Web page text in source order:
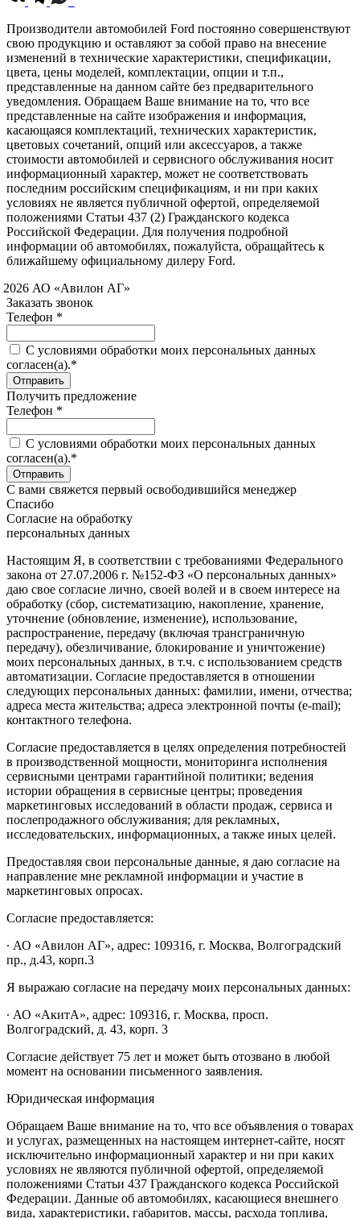
Производители автомобилей Ford постоянно совершенствуют
свою продукцию и оставляют за собой право на внесение
изменений в технические характеристики, спецификации,
цвета, цены моделей, комплектации, опции и т.п.,
представленные на данном сайте без предварительного
уведомления. Обращаем Ваше внимание на то, что все
представленные на сайте изображения и информация,
касающаяся комплектаций, технических характеристик,
цветовых сочетаний, опций или аксессуаров, а также
стоимости автомобилей и сервисного обслуживания носит
информационный характер, может не соответствовать
последним российским спецификациям, и ни при каких
условиях не является публичной офертой, определяемой
положениями Статьи 437 (2) Гражданского кодекса
Российской Федерации. Для получения подробной
информации об автомобилях, пожалуйста, обращайтесь к
ближайшему официальному дилеру Ford.
АО «Авилон АГ»
Заказать звонок
Телефон *
C условиями обработки моих персональных данных
согласен(а).*
Получить предложение
Телефон *
C условиями обработки моих персональных данных
согласен(а).*
С вами свяжется первый освободившийся менеджер
Спасибо
Согласие на обработку
персональных данных
Настоящим Я, в соответствии с требованиями Федерального
закона от 27.07.2006 г. №152-ФЗ «О персональных данных»
даю свое согласие лично, своей волей и в своем интересе на
обработку (сбор, систематизацию, накопление, хранение,
уточнение (обновление, изменение), использование,
распространение, передачу (включая трансграничную
передачу), обезличивание, блокирование и уничтожение)
моих персональных данных, в т.ч. с использованием средств
автоматизации. Согласие предоставляется в отношении
следующих персональных данных: фамилии, имени, отчества;
адреса места жительства; адреса электронной почты (e-mail);
контактного телефона.
Согласие предоставляется в целях определения потребностей
в производственной мощности, мониторинга исполнения
сервисными центрами гарантийной политики; ведения
истории обращения в сервисные центры; проведения
маркетинговых исследований в области продаж, сервиса и
послепродажного обслуживания; для рекламных,
исследовательских, информационных, а также иных целей.
Предоставляя свои персональные данные, я даю согласие на
направление мне рекламной информации и участие в
маркетинговых опросах.
Согласие предоставляется:
∙ АО «Авилон АГ», адрес: 109316, г. Москва, Волгоградский
пр., д.43, корп.3
Я выражаю согласие на передачу моих персональных данных:
∙ АО «АкитА», адрес: 109316, г. Москва, просп.
Волгоградский, д. 43, корп. 3
Согласие действует 75 лет и может быть отозвано в любой
момент на основании письменного заявления.
Юридическая информация
Обращаем Ваше внимание на то, что все объявления о товарах
и услугах, размещенных на настоящем интернет-сайте, носят
исключительно информационный характер и ни при каких
условиях не являются публичной офертой, определяемой
положениями Статьи 437 Гражданского кодекса Российской
Федерации. Данные об автомобилях, касающиеся внешнего
вида, характеристики, габаритов, массы, расхода топлива,